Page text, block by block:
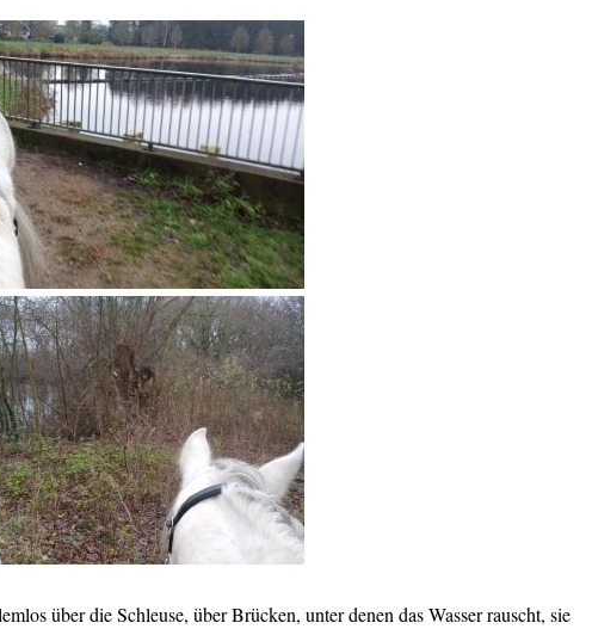
über die Schleuse, über Brücken, unter denen das Wasser rauscht, sie